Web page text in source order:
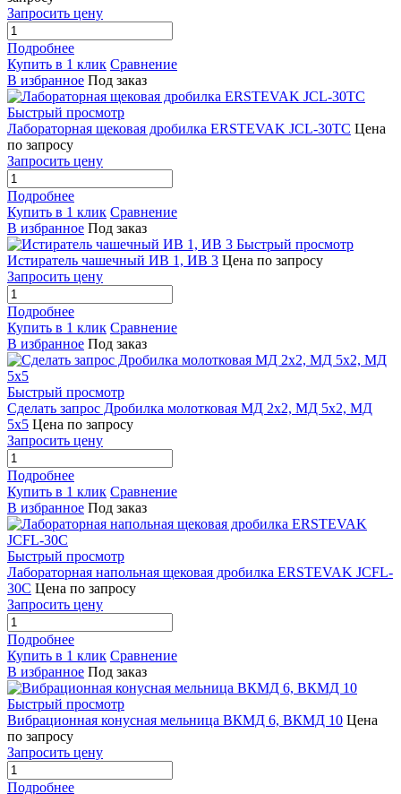
Запросить цену
Подробнее
Купить в 1 клик Сравнение
В избранное Под заказ
Быстрый просмотр
Лабораторная щековая дробилка ERSTEVAK JCL-30TC Цена
по запросу
Запросить цену
Подробнее
Купить в 1 клик Сравнение
В избранное Под заказ
Быстрый просмотр
Истиратель чашечный ИВ 1, ИВ 3 Цена по запросу
Запросить цену
Подробнее
Купить в 1 клик Сравнение
В избранное Под заказ
Быстрый просмотр
Сделать запрос Дробилка молотковая МД 2х2, МД 5х2, МД
5х5 Цена по запросу
Запросить цену
Подробнее
Купить в 1 клик Сравнение
В избранное Под заказ
Быстрый просмотр
Лабораторная напольная щековая дробилка ERSTEVAK JCFL-
30C Цена по запросу
Запросить цену
Подробнее
Купить в 1 клик Сравнение
В избранное Под заказ
Быстрый просмотр
Вибрационная конусная мельница ВКМД 6, ВКМД 10 Цена
по запросу
Запросить цену
Подробнее